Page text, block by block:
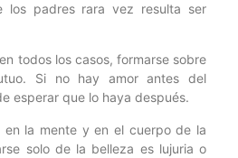
los padres rara vez resulta ser
todos los casos, formarse sobre
Si no hay amor antes del
esperar que lo haya después.
en la mente y en el cuerpo de la
solo de la belleza es lujuria o